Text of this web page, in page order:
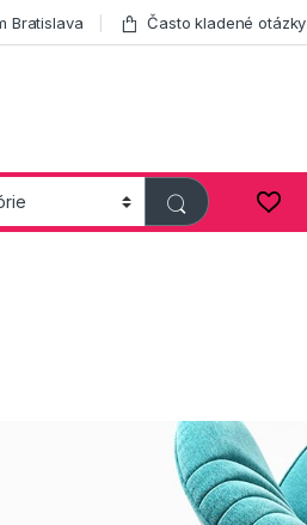
Bratislava Často kladené otázky